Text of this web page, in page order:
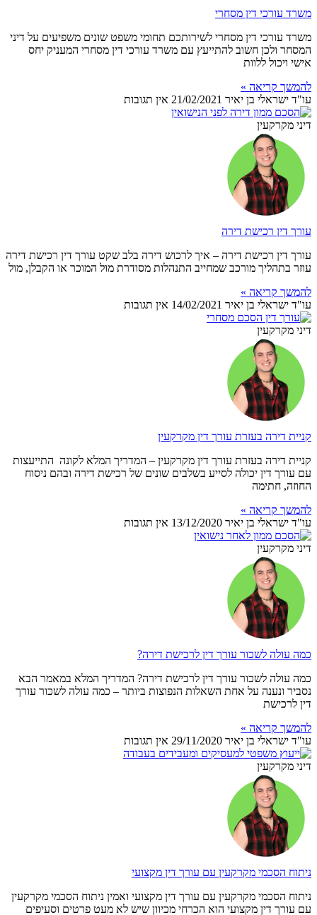
משרד עורכי דין מסחרי
משרד עורכי דין מסחרי לשירותכם תחומי משפט שונים משפיעים על דיני
המסחר ולכן חשוב להתייעץ עם משרד עורכי דין מסחרי המעניק יחס
אישי ויכול ללוות
להמשך קריאה »
עו"ד ישראלי בן יאיר 21/02/2021 אין תגובות
דיני מקרקעין
עורך דין רכישת דירה
עורך דין רכישת דירה – איך לרכוש דירה בלב שקט עורך דין רכישת דירה
עוזר בתהליך מורכב שמחייב התנהלות מסודרת מול המוכר או הקבלן, מול
להמשך קריאה »
עו"ד ישראלי בן יאיר 14/02/2021 אין תגובות
דיני מקרקעין
קניית דירה בעזרת עורך דין מקרקעין
קניית דירה בעזרת עורך דין מקרקעין – המדריך המלא לקונה התייעצות
עם עורך דין יכולה לסייע בשלבים שונים של רכישת דירה ובהם ניסוח
החוזה, חתימה
להמשך קריאה »
עו"ד ישראלי בן יאיר 13/12/2020 אין תגובות
דיני מקרקעין
כמה עולה לשכור עורך דין לרכישת דירה?
כמה עולה לשכור עורך דין לרכישת דירה? המדריך המלא במאמר הבא
נסביר ונענה על אחת השאלות הנפוצות ביותר – כמה עולה לשכור עורך
דין לרכישת
להמשך קריאה »
עו"ד ישראלי בן יאיר 29/11/2020 אין תגובות
דיני מקרקעין
ניתוח הסכמי מקרקעין עם עורך דין מקצועי
ניתוח הסכמי מקרקעין עם עורך דין מקצועי ואמין ניתוח הסכמי מקרקעין
עם עורך דין מקצועי הוא הכרחי מכיוון שיש לא מעט פרטים וסעיפים